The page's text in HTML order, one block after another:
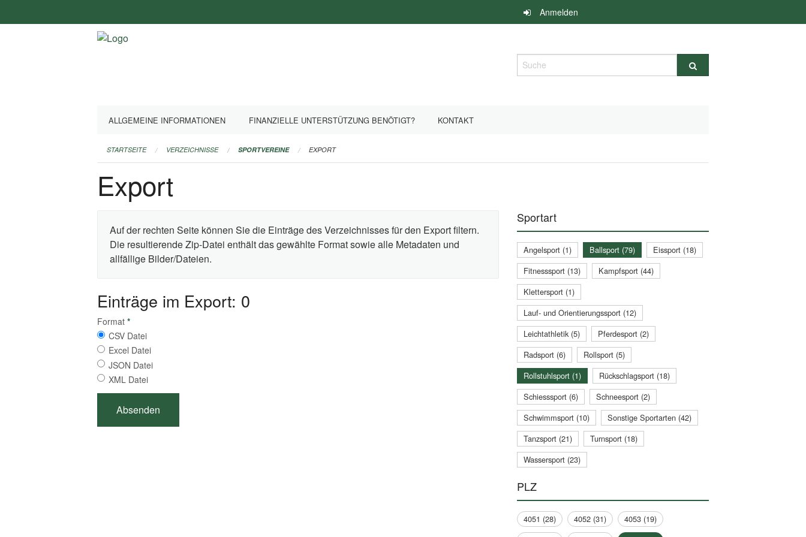
überspringen
Anmelden
Suche
ALLGEMEINE INFORMATIONEN FINANZIELLE UNTERSTÜTZUNG BENÖTIGT? KONTAKT
STARTSEITE VERZEICHNISSE SPORTVEREINE EXPORT
Export
Auf der rechten Seite können Sie die Einträge des Verzeichnisses für den Export filtern.
Die resultierende Zip-Datei enthält das gewählte Format sowie alle Metadaten und
allfällige Bilder/Dateien.
Einträge im Export: 0
Format *
CSV Datei
Excel Datei
JSON Datei
XML Datei
Sportart
Angelsport (1) Ballsport (79)
Eissport (18)
Fitnesssport (13)
Kampfsport (44)
Klettersport (1)
Lauf- und Orientierungssport (12)
Leichtathletik (5)
Pferdesport (2)
Radsport (6)
Rollsport (5)
Rollstuhlsport (1)
Rückschlagsport (18)
Schiesssport (6)
Schneesport (2)
Schwimmsport (10)
Sonstige Sportarten (42)
Tanzsport (21)
Turnsport (18)
Wassersport (23)
PLZ
4051 (28) 4052 (31)
4053 (19)